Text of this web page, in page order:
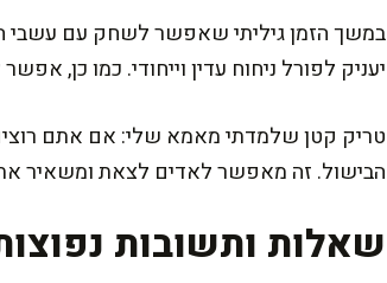
במשך הזמן גיליתי שאפשר לשחק עם עשבי
יעניק לפורל ניחוח עדין וייחודי. כמו כן,
טריק קטן שלמדתי מאמא שלי: אם אתם
הבישול. זה מאפשר לאדים לצאת ומשאיר
שאלות ותשובות